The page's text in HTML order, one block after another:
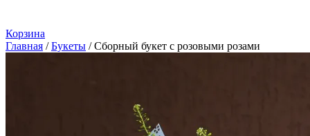
Корзина
Главная / Букеты / Сборный букет с розовыми розами